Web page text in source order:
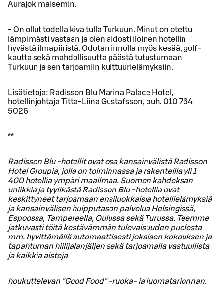
Aurajokimaisemin.
- On ollut todella kiva tulla Turkuun. Minut on otettu
lämpimästi vastaan ja olen aidosti iloinen hotellin
hyvästä ilmapiiristä. Odotan innolla myös kesää, golf-
kautta sekä mahdollisuutta päästä tutustumaan
Turkuun ja sen tarjoamiin kulttuurielämyksiin.
Lisätietoja: Radisson Blu Marina Palace Hotel,
hotellinjohtaja Titta-Liina Gustafsson, puh. 010 764
5026
**
Radisson Blu -hotellit ovat osa kansainvälistä Radisson
Hotel Groupia, jolla on toiminnassa ja rakenteilla yli 1
400 hotellia ympäri maailmaa. Suomen kahdeksan
uniikkia ja tyylikästä Radisson Blu -hotellia ovat
keskittyneet tarjoamaan ensiluokkaisia hotellielämyksiä
ja kansainvälisen huipputason palvelua Helsingissä,
Espoossa, Tampereella, Oulussa sekä Turussa. Teemme
jatkuvasti töitä kestävämmän tulevaisuuden puolesta
mm. hyvittämällä automaattisesti jokaisen kokouksen ja
tapahtuman hiilijalanjäljen sekä tarjoamalla vastuullista
ja kaikkia aisteja
houkuttelevan "Good Food" -ruoka- ja juomatarjonnan.